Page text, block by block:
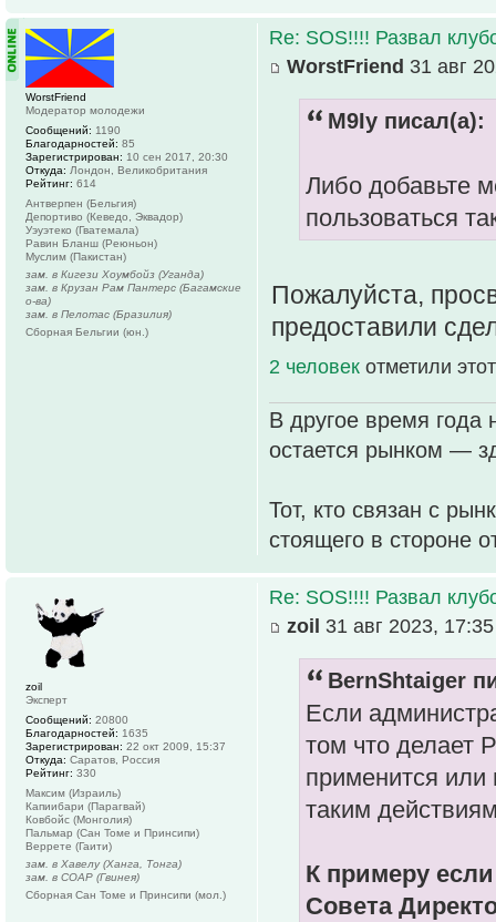
Re: SOS!!!! Развал
WorstFriend 31 авг
M9Iy писал(а):
Либо добавьте
пользоваться
Пожалуйста,
предоставили
2 человек отметили
В другое время года
остается рынком —
Тот, кто связан с
стоящего в стороне
WorstFriend
Модератор молодежи
Сообщений: 1190
Благодарностей: 85
Зарегистрирован: 10 сен 2017, 20:30
Откуда: Лондон, Великобритания
Рейтинг: 614
Антверпен (Бельгия)
Депортиво (Кеведо, Эквадор)
Уэуэтеко (Гватемала)
Равин Бланш (Реюньон)
Муслим (Пакистан)
зам. в Кигези Хоумбойз (Уганда)
зам. в Крузан Рам Пантерс (Багамские
о-ва)
зам. в Пелотас (Бразилия)
Сборная Бельгии (юн.)
Re: SOS!!!! Развал
zoil 31 авг 2023, 17:35
BernShtaiger
Если
том что делает
применится или
таким
К примеру
Совета
zoil
Эксперт
Сообщений: 20800
Благодарностей: 1635
Зарегистрирован: 22 окт 2009, 15:37
Откуда: Саратов, Россия
Рейтинг: 330
Максим (Израиль)
Капиибари (Парагвай)
Ковбойс (Монголия)
Пальмар (Сан Томе и Принсипи)
Веррете (Гаити)
зам. в Хавелу (Ханга, Тонга)
зам. в СОАР (Гвинея)
Сборная Сан Томе и Принсипи (мол.)